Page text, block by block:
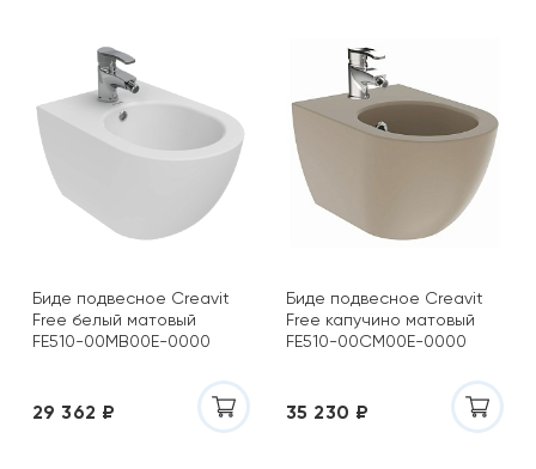
Биде подвесное Creavit
Free белый матовый
FE510-00MB00E-0000
29 362 ₽
Биде подвесное Creavit
Free капучино матовый
FE510-00CM00E-0000
35 230 ₽